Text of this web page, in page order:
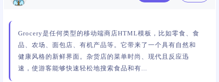
Grocery是任何类型的移动端商店HTML模板，比如零食、食
品、农场、面包店、有机产品等。它带来了一个具有自然和
健康风格的新鲜界面。杂货店的菜单时尚、现代且反应迅
速，使游客能够快速轻松地搜索食品和有...